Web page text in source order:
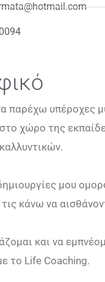
παρέχω υπέροχες
χώρο της
μου
κάνω να
και να
το Life Coaching.